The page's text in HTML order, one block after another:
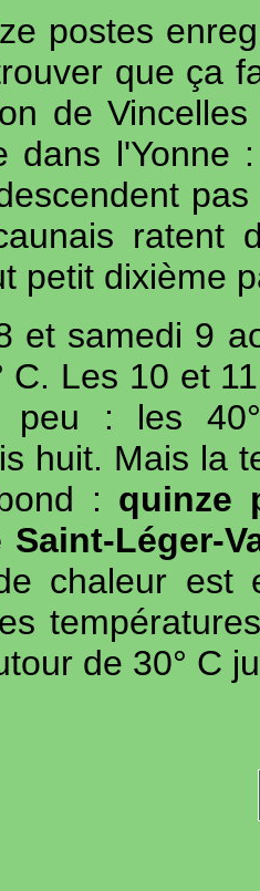
postes
que ça
de
dans
petit dixième
et samedi 9
C. Les 10 et
peu : les
huit. Mais la
: quinze
Léger-
chaleur est
de 30° C